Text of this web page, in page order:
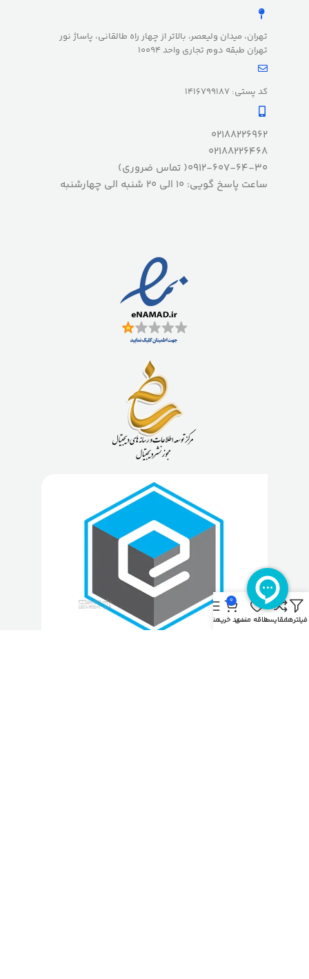
تهران، میدان ولیعصر، بالاتر از چهار راه طالقانی، پاساژ نور
تهران طبقه دوم تجاری واحد 10094
کد پستی: 1416799187
02188226962
02188226468
0912-607-64-30( تماس ضروری)
ساعت پاسخ گویی: 10 الی 20 شنبه الی چهارشنبه
فیلترهامقایسهعلاقه مندی
0
سبد خریدمنو